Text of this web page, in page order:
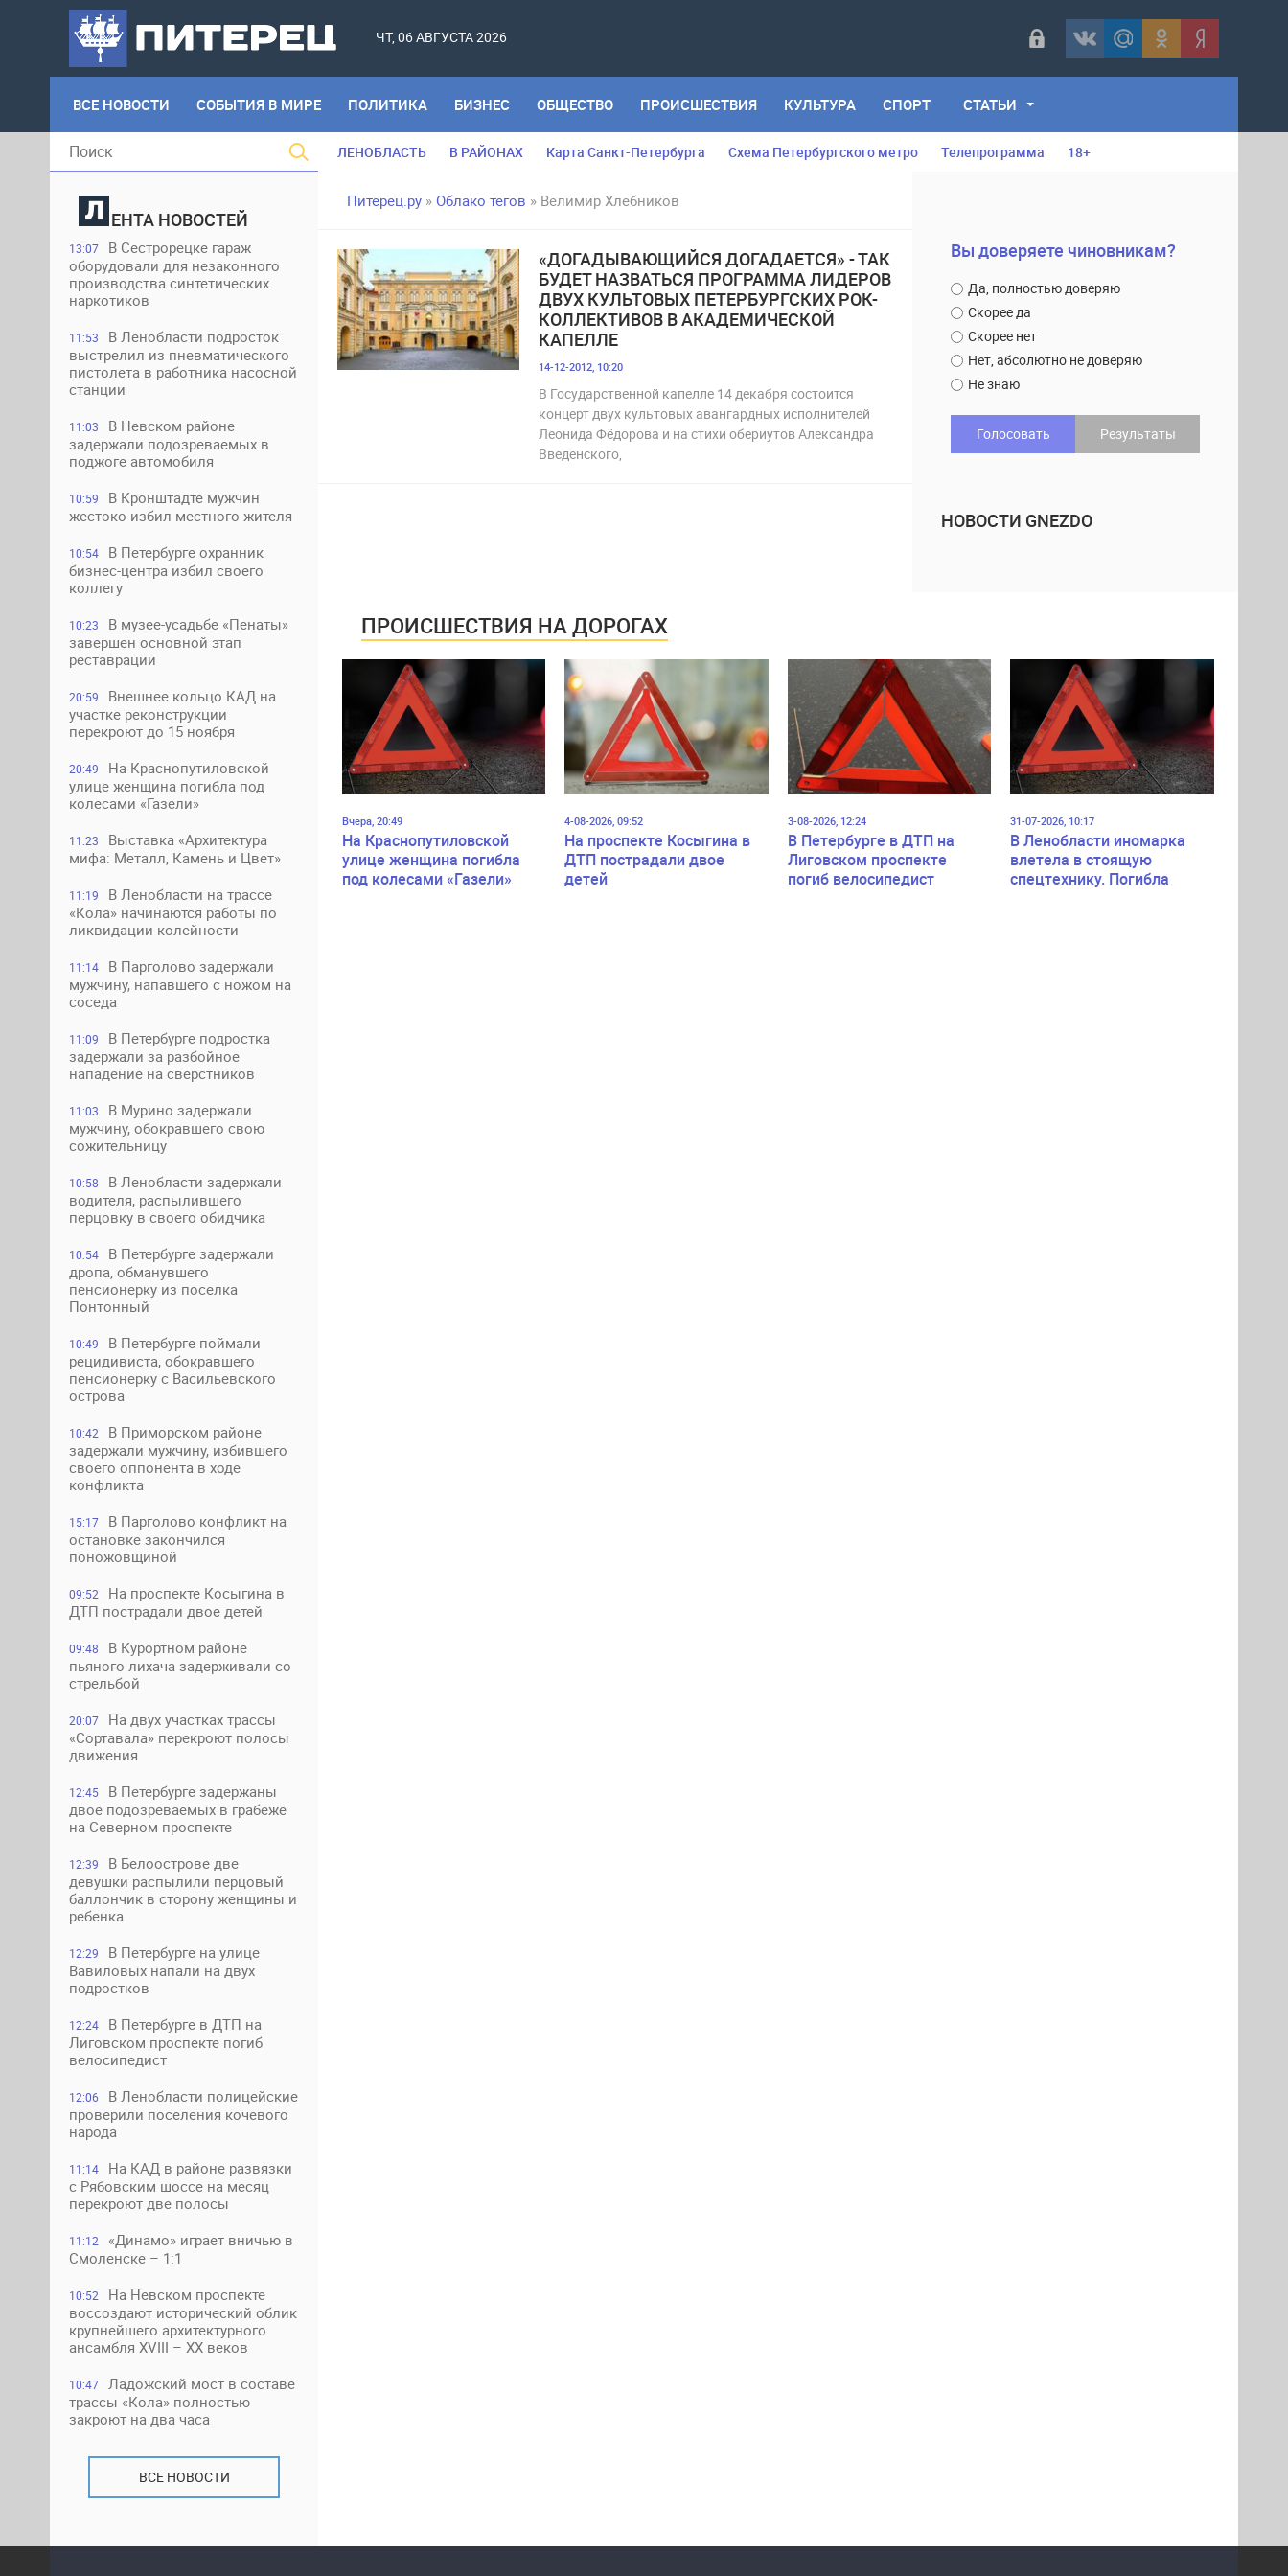
ЧТ, 06 АВГУСТА 2026
ВСЕ НОВОСТИ СОБЫТИЯ В МИРЕ ПОЛИТИКА БИЗНЕС ОБЩЕСТВО ПРОИСШЕСТВИЯ КУЛЬТУРА СПОРТ СТАТЬИ
ЕНТА НОВОСТЕЙ
13:07
В Сестрорецке гараж
оборудовали для незаконного
производства синтетических
наркотиков
11:53
В Ленобласти подросток
выстрелил из пневматического
пистолета в работника насосной
станции
11:03
В Невском районе
задержали подозреваемых в
поджоге автомобиля
10:59
В Кронштадте мужчин
жестоко избил местного жителя
10:54
В Петербурге охранник
бизнес-центра избил своего
коллегу
10:23
В музее-усадьбе «Пенаты»
завершен основной этап
реставрации
20:59
Внешнее кольцо КАД на
участке реконструкции
перекроют до 15 ноября
20:49
На Краснопутиловской
улице женщина погибла под
колесами «Газели»
11:23
Выставка «Архитектура
мифа: Металл, Камень и Цвет»
11:19
В Ленобласти на трассе
«Кола» начинаются работы по
ликвидации колейности
11:14
В Парголово задержали
мужчину, напавшего с ножом на
соседа
11:09
В Петербурге подростка
задержали за разбойное
нападение на сверстников
11:03
В Мурино задержали
мужчину, обокравшего свою
сожительницу
10:58
В Ленобласти задержали
водителя, распылившего
перцовку в своего обидчика
10:54
В Петербурге задержали
дропа, обманувшего
пенсионерку из поселка
Понтонный
10:49
В Петербурге поймали
рецидивиста, обокравшего
пенсионерку с Васильевского
острова
10:42
В Приморском районе
задержали мужчину, избившего
своего оппонента в ходе
конфликта
15:17
В Парголово конфликт на
остановке закончился
поножовщиной
09:52
На проспекте Косыгина в
ДТП пострадали двое детей
09:48
В Курортном районе
пьяного лихача задерживали со
стрельбой
20:07
На двух участках трассы
«Сортавала» перекроют полосы
движения
12:45
В Петербурге задержаны
двое подозреваемых в грабеже
на Северном проспекте
12:39
В Белоострове две
девушки распылили перцовый
баллончик в сторону женщины и
ребенка
12:29
В Петербурге на улице
Вавиловых напали на двух
подростков
12:24
В Петербурге в ДТП на
Лиговском проспекте погиб
велосипедист
12:06
В Ленобласти полицейские
проверили поселения кочевого
народа
11:14
На КАД в районе развязки
с Рябовским шоссе на месяц
перекроют две полосы
11:12
«Динамо» играет вничью в
Смоленске – 1:1
10:52
На Невском проспекте
воссоздают исторический облик
крупнейшего архитектурного
ансамбля XVIII – XX веков
10:47
Ладожский мост в составе
трассы «Кола» полностью
закроют на два часа
ВСЕ НОВОСТИ
ЛЕНОБЛАСТЬ В РАЙОНАХ Карта Санкт-Петербурга Схема Петербургского метро Телепрограмма 18+
Питерец.ру » Облако тегов » Велимир Хлебников
«ДОГАДЫВАЮЩИЙСЯ ДОГАДАЕТСЯ» - ТАК
БУДЕТ НАЗВАТЬСЯ ПРОГРАММА ЛИДЕРОВ
ДВУХ КУЛЬТОВЫХ ПЕТЕРБУРГСКИХ РОК-
КОЛЛЕКТИВОВ В АКАДЕМИЧЕСКОЙ
КАПЕЛЛЕ
14-12-2012, 10:20
В Государственной капелле 14 декабря состоится
концерт двух культовых авангардных исполнителей
Леонида Фёдорова и на стихи обериутов Александра
Введенского,
Вы доверяете чиновникам?
Да, полностью доверяю
Скорее да
Скорее нет
Нет, абсолютно не доверяю
Не знаю
Голосовать Результаты
НОВОСТИ GNEZDO
ПРОИСШЕСТВИЯ НА ДОРОГАХ
Вчера, 20:49
На Краснопутиловской
улице женщина погибла
под колесами «Газели»
4-08-2026, 09:52
На проспекте Косыгина в
ДТП пострадали двое
детей
3-08-2026, 12:24
В Петербурге в ДТП на
Лиговском проспекте
погиб велосипедист
31-07-2026, 10:17
В Ленобласти иномарка
влетела в стоящую
спецтехнику. Погибла